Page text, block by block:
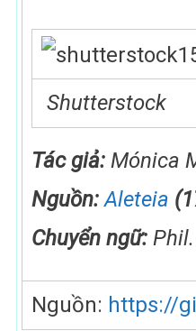
Shutterstock
Tác giả: Mónica
Nguồn:Aleteia
Chuyển ngữ:
Nguồn: https://